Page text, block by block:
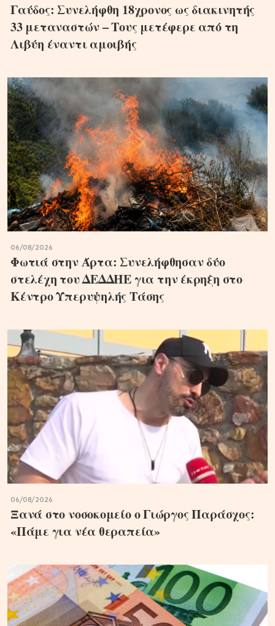
Γαύδος: Συνελήφθη 18χρονος ως διακινητής
33 μεταναστών – Τους μετέφερε από τη
Λιβύη έναντι αμοιβής
06/08/2026
Φωτιά στην Άρτα: Συνελήφθησαν δύο
στελέχη του ΔΕΔΔΗΕ για την έκρηξη στο
Κέντρο Υπερυψηλής Τάσης
06/08/2026
Ξανά στο νοσοκομείο ο Γιώργος Παράσχος:
«Πάμε για νέα θεραπεία»